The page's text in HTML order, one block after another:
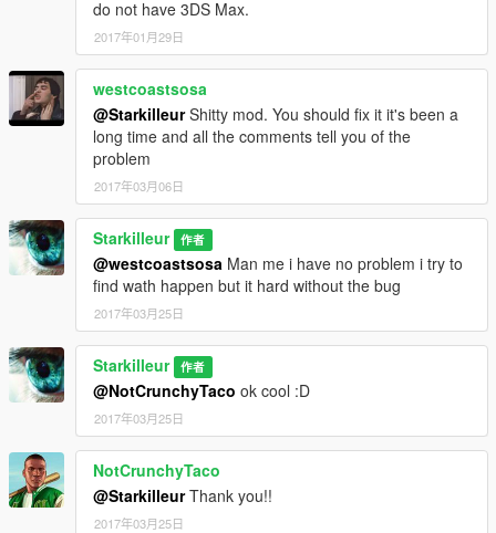
do not have 3DS Max.
2017年01月29日
westcoastsosa
@StarkilleurShitty mod. You should fix it it's been a
long time and all the comments tell you of the
problem
2017年03月06日
Starkilleur 作者
@westcoastsosa Man me i have no problem i try to
find wath happen but it hard without the bug
2017年03月25日
Starkilleur 作者
@NotCrunchyTaco ok cool :D
2017年03月25日
NotCrunchyTaco
@StarkilleurThank you!!
2017年03月25日